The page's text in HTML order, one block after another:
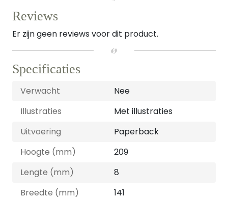
Reviews
Er zijn geen reviews voor dit product.
Specificaties
Verwacht
Nee
Illustraties
Met illustraties
Uitvoering
Paperback
Hoogte (mm)
209
Lengte (mm)
8
Breedte (mm)
141